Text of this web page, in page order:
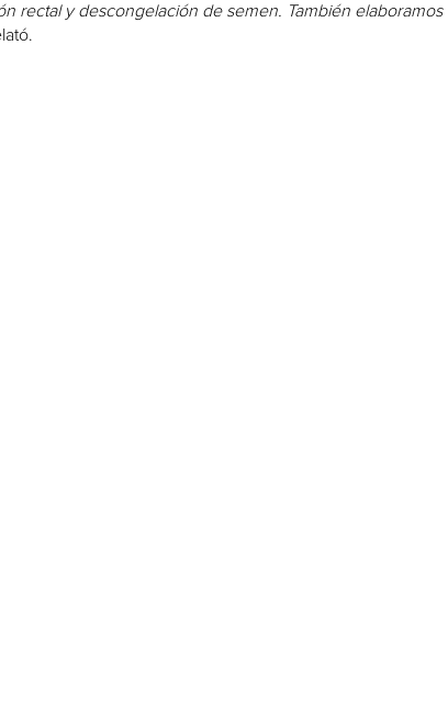
rectal y descongelación de semen. También